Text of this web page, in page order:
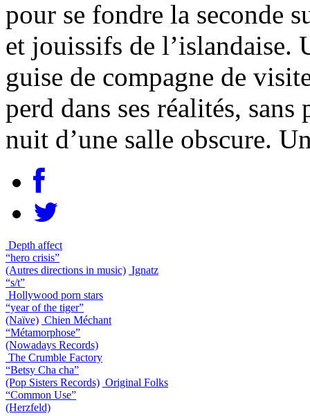
pour se fondre la seconde
et jouissifs de
guise de compagne de
perd dans ses réalités,
nuit d’une salle obscure.
Depth affect
“hero crisis”
(Autres directions in music) Ignatz
“s/t”
Hollywood porn stars
“year of the tiger”
(Naïve) Chien Méchant
“Métamorphose”
(Nowadays Records)
The Crumble Factory
“Betsy Cha cha”
(Pop Sisters Records) Original Folks
“Common Use”
(Herzfeld)